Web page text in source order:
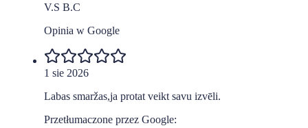
V.S В.С
Opinia w Google
1 sie 2026
Labas smaržas,ja protat veikt savu izvēli.
Przetłumaczone przez Google: